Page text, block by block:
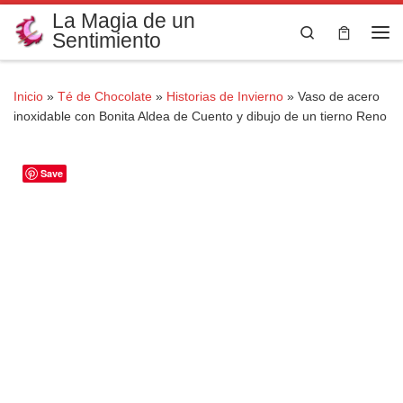
Saltar al contenido
La Magia de un
Sentimiento
Search
Inicio » Té de Chocolate » Historias de Invierno » Vaso de acero
inoxidable con Bonita Aldea de Cuento y dibujo de un tierno Reno
Save